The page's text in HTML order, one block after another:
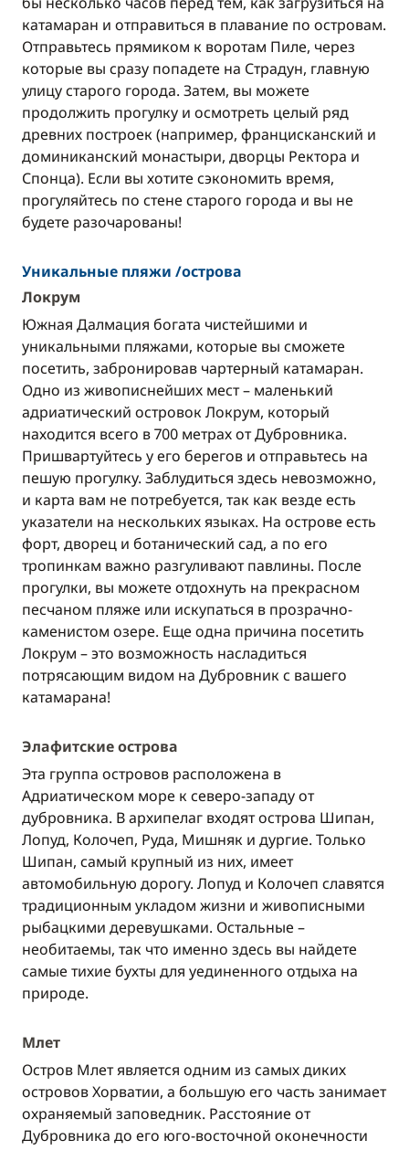
катамаран и отправиться в плавание по островам.
Отправьтесь прямиком к воротам Пиле, через
которые вы сразу попадете на Страдун, главную
улицу старого города. Затем, вы можете
продолжить прогулку и осмотреть целый ряд
древних построек (например, францисканский и
доминиканский монастыри, дворцы Ректора и
Спонца). Если вы хотите сэкономить время,
прогуляйтесь по стене старого города и вы не
будете разочарованы!
Уникальные пляжи /острова
Локрум
Южная Далмация богата чистейшими и
уникальными пляжами, которые вы сможете
посетить, забронировав чартерный катамаран.
Одно из живописнейших мест – маленький
адриатический островок Локрум, который
находится всего в 700 метрах от Дубровника.
Пришвартуйтесь у его берегов и отправьтесь на
пешую прогулку. Заблудиться здесь невозможно,
и карта вам не потребуется, так как везде есть
указатели на нескольких языках. На острове есть
форт, дворец и ботанический сад, а по его
тропинкам важно разгуливают павлины. После
прогулки, вы можете отдохнуть на прекрасном
песчаном пляже или искупаться в прозрачно-
каменистом озере. Еще одна причина посетить
Локрум – это возможность насладиться
потрясающим видом на Дубровник с вашего
катамарана!
Элафитские острова
Эта группа островов расположена в
Адриатическом море к северо-западу от
дубровника. В архипелаг входят острова Шипан,
Лопуд, Колочеп, Руда, Мишняк и дургие. Только
Шипан, самый крупный из них, имеет
автомобильную дорогу. Лопуд и Колочеп славятся
традиционным укладом жизни и живописными
рыбацкими деревушками. Остальные –
необитаемы, так что именно здесь вы найдете
самые тихие бухты для уединенного отдыха на
природе.
Млет
Остров Млет является одним из самых диких
островов Хорватии, а большую его часть занимает
охраняемый заповедник. Расстояние от
Дубровника до его юго-восточной оконечности